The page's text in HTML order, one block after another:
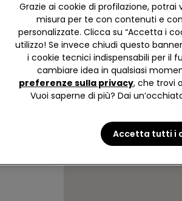
Grazie ai cookie di profilazione, potrai
misura per te con contenuti e
personalizzate. Clicca su “Accetta i
utilizzo! Se invece chiudi questo
i cookie tecnici indispensabili per il
cambiare idea in qualsiasi
preferenze sulla privacy, che trovi
Vuoi saperne di più? Dai
Accetta tutti i